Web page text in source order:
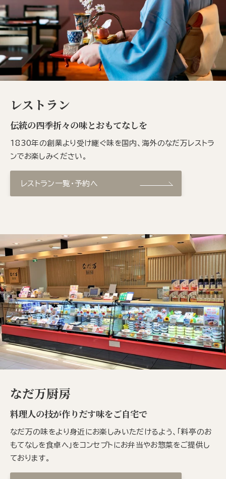
レストラン
伝統の四季折々の味とおもてなしを
1830年の創業より受け継ぐ味を国内、海外のなだ万レストラ
ンでお楽しみください。
レストラン一覧・予約へ
なだ万厨房
料理人の技が作りだす味をご自宅で
なだ万の味をより身近にお楽しみいただけるよう、「料亭のお
もてなしを食卓へ」をコンセプトにお弁当やお惣菜をご提供し
ております。